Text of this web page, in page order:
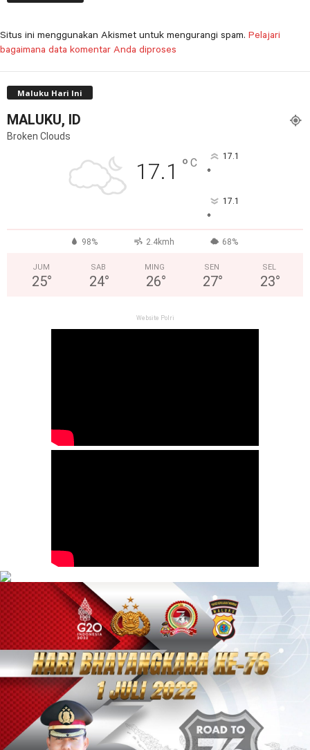
Situs ini menggunakan Akismet untuk mengurangi spam. Pelajari
bagaimana data komentar Anda diproses
Maluku Hari Ini
MALUKU, ID
Broken Clouds
17.1 ° C 17.1
°
17.1
°
98% 2.4kmh 68%
JUM
25°
SAB
24°
MING
26°
SEN
27°
SEL
23°
Website Polri